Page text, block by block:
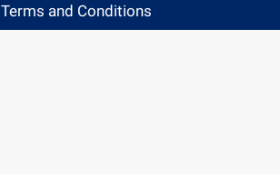
Terms and Conditions